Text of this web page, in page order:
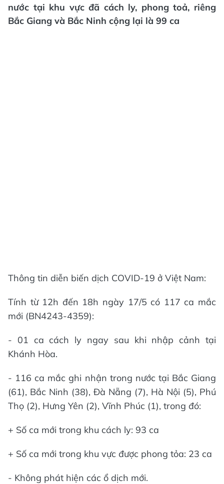
nước tại khu vực đã cách ly, phong toả, riêng
Bắc Giang và Bắc Ninh cộng lại là 99 ca
Thông tin diễn biến dịch COVID-19 ở Việt Nam:
Tính từ 12h đến 18h ngày 17/5 có 117 ca mắc
mới (BN4243-4359):
- 01 ca cách ly ngay sau khi nhập cảnh tại
Khánh Hòa.
- 116 ca mắc ghi nhận trong nước tại Bắc Giang
(61), Bắc Ninh (38), Đà Nẵng (7), Hà Nội (5), Phú
Thọ (2), Hưng Yên (2), Vĩnh Phúc (1), trong đó:
+ Số ca mới trong khu cách ly: 93 ca
+ Số ca mới trong khu vực được phong tỏa: 23 ca
- Không phát hiện các ổ dịch mới.